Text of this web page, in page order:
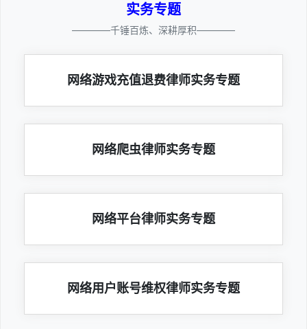
实务专题
————千锤百炼、深耕厚积————
网络游戏充值退费律师实务专题
网络爬虫律师实务专题
网络平台律师实务专题
网络用户账号维权律师实务专题